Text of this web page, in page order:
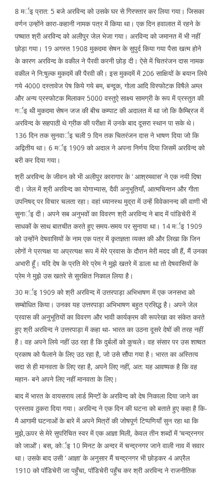
8 मर्इ प्रात: 5 बजे अरविन्द को उसके घर से गिरफ्तार कर लिया गया। जिसका
वर्णन उन्होंने कारा-कहानी नामक पत्र में किया था। एक दिन हवालात में रहने के
पष्चात श्री अरविन्द को अलीपुर जेल भेजा गया। अरविन्द को जमानत में भी नहीं
छोड़ा गया। 19 अगस्त 1908 मुकदमा सेषन के सुपुर्द किया गया पैसा खत्म होने
के कारण अरविन्द के वकील ने पैरवी करनी छोड़ दी। ऐसे में चितरंजन दास नामक
वकील ने नि:षुल्क मुकदमें की पैरवी की। इस मुकदमें में 206 साक्षियों के बयान लिये
गये 4000 दस्तावेज पेष किये गये बम, बन्दूक, गोला आदि विस्फोटक विषैले अम्ल
और अन्य प्रस्फोटक मिलाकर 5000 वस्तुऐ साक्ष्य सामग्री के रूप में प्रस्तुत की
गर्इ थी मुकदमा सेषन जज की बीच कम्पाट की अदालत में था जो कि कैम्ब्रिज में
अरविन्द के सहपाठी थे ग्रीक की परीक्षा में उनके बाद दूसरा स्थान पा सके थे।
136 दिन तक सुनवार्इ चली 9 दिन तक चितरंजन दास ने भाषण दिया जो कि
अद्वितीय था। 6 मर्इ 1909 को अदाल ने अपना निर्णय दिया जिसमें अरविन्द को
बरी कर दिया गया।
श्री अरविन्द के जीवन को भी अलीपुर कारागार के ‘ आश्रमवास’ ने एक नयी दिषा
दी। जेल में श्री अरविन्द का योगाभ्यास, दैवी अनुभूतियाँ, आत्मचिन्तन और गीता
उपनिषद् पर विचार चलता रहा। वहां ध्यानस्थ मुद्रा में उन्हें विवेकानन्द की वाणी भी
सुनार्इ दी। अपने सब अनुभवों का विवरण श्री अरविन्द ने बाद में पांडिचेरी में
साधकों के साथ बातचीत करते हुए समय-समय पर सुनाया था। 14 मर्इ 1909
को उन्होंने देषवासियों के नाम एक पत्र में कृतज्ञता व्यक्त की और लिखा कि जिन
लोगों ने प्रत्यक्ष या अप्रत्यक्ष रूप में मेरे प्रवास के दौरान मेरी मदद की हैं, मैं उनका
अभारी हूँ। यदि देष के प्रति मेरे प्रेम ने मुझे खतरे में डाला था तो देषवासियों के
प्रेम ने मुझे उस खतरे से सुरक्षित निकाल लिया है।
30 मर्इ 1909 को श्री अरविन्द में उत्तरपाड़ा अभिभाषण में एक जनसभा को
सम्बोधित किया। उनका यह उत्तरपाड़ा अभिभाषण बहुत प्रसिद्ध है। अपने जेल
प्रवास की अनुभूतियों का विवरण और भावी कार्यक्रम की रूपरेखा का संकेत करते
हुए श्री अरविन्द ने उत्तरपाड़ा में कहा था- भारत का उठना दूसरे देषों की तरह नहीं
है। वह अपने लिये नहीं उठ रहा है कि दुर्बलों को कुचले। वह संसार पर उस शाष्वत
प्रकाष को फैलाने के लिए उठ रहा है, जो उसे सौंपा गया है। भारत का अस्तित्व
सदा से ही मानवता के लिए रहा है, अपने लिए नहीं, अत: यह आवष्यक है कि वह
महान- बने अपने लिए नहीं मानवता के लिए।
बाद में भारत के वायसराय लार्ड मिन्टों के अरविन्द को देष निकाला दिया जाने का
प्रस्ताव ठुकरा दिया गया। अरविन्द ने एक दिन की घटना को बताते हुए कहा है कि-
मै आगामी घटनाओं के बारे में अपने मित्रों की जोषपूर्ण टिप्पणियाँ सुन रहा था कि
मुझे,ऊपर से मेरे सुपरिचित स्वर में एक आज्ञा मिली, केवल तीन शब्दों में ‘चन्द्रनगर
को जाओं’। बस, कोर्इ 10 मिनट के अन्दर में चन्द्रनगर जाने वाली नाव में सवार
था। उसके बाद उसी ‘ आज्ञा’ के अनुसार मैं चन्द्रनगर भी छोड़कर 4 अप्रैल
1910 को पॉडिचेरी जा पहुँचा, पॉडिचेरी पहुँच कर श्री अरविन्द ने राजनीतिक